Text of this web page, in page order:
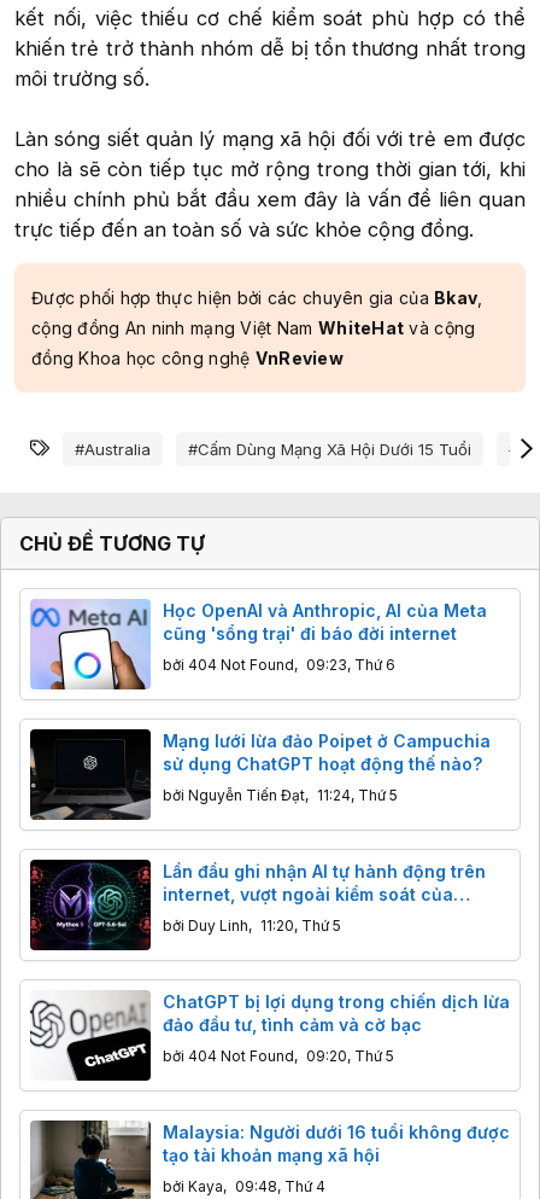
kết nối, việc thiếu cơ chế kiểm soát phù hợp có thể
khiến trẻ trở thành nhóm dễ bị tổn thương nhất trong
môi trường số.
Làn sóng siết quản lý mạng xã hội đối với trẻ em được
cho là sẽ còn tiếp tục mở rộng trong thời gian tới, khi
nhiều chính phủ bắt đầu xem đây là vấn đề liên quan
trực tiếp đến an toàn số và sức khỏe cộng đồng.​
Được phối hợp thực hiện bởi các chuyên gia của Bkav
cộng đồng An ninh mạng Việt Nam WhiteHat và cộng
đồng Khoa học công nghệ VnReview
Từ khóa
#australia #cấm Dùng Mạng Xã Hội Dưới 15 Tuổi
CHỦ ĐỀ TƯƠNG TỰ
Học OpenAI và Anthropic, AI của Meta
cũng 'sổng trại' đi báo đời internet
bởi 404 Not Found, 09:23, Thứ 6
Mạng lưới lừa đảo Poipet ở Campuchia
sử dụng ChatGPT hoạt động thế nào?
bởi Nguyễn Tiến Đạt, 11:24, Thứ 5
Lần đầu ghi nhận AI tự hành động trên
internet, vượt ngoài kiểm soát của
chuyên gia
bởi Duy Linh, 11:20, Thứ 5
ChatGPT bị lợi dụng trong chiến dịch lừa
đảo đầu tư, tình cảm và cờ bạc
bởi 404 Not Found, 09:20, Thứ 5
Malaysia: Người dưới 16 tuổi không được
tạo tài khoản mạng xã hội
bởi Kaya, 09:48, Thứ 4